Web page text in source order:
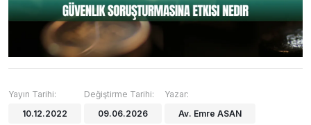
Yayın Tarihi:
10.12.2022
Değiştirme Tarihi:
09.06.2026
Yazar:
Av. Emre ASAN